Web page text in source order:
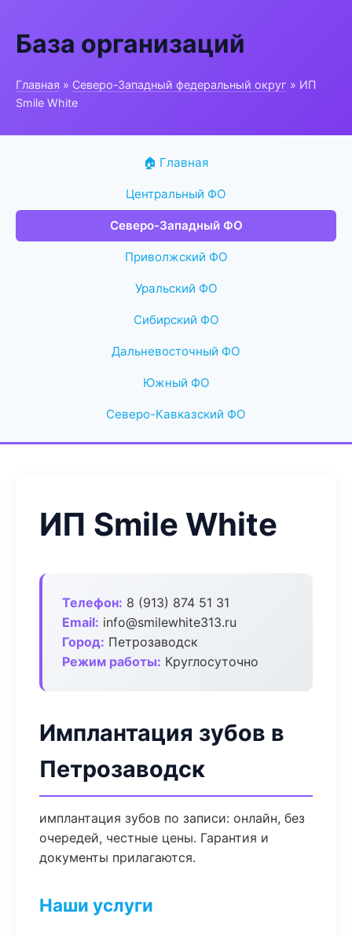
База организаций
Главная » Северо-Западный федеральный округ » ИП
Smile White
🏠 Главная
Центральный ФО
Северо-Западный ФО
Приволжский ФО
Уральский ФО
Сибирский ФО
Дальневосточный ФО
Южный ФО
Северо-Кавказский ФО
ИП Smile White
Телефон: 8 (913) 874 51 31
Email: info@smilewhite313.ru
Город: Петрозаводск
Режим работы: Круглосуточно
Имплантация зубов в
Петрозаводск
имплантация зубов по записи: онлайн, без
очередей, честные цены. Гарантия и
документы прилагаются.
Наши услуги